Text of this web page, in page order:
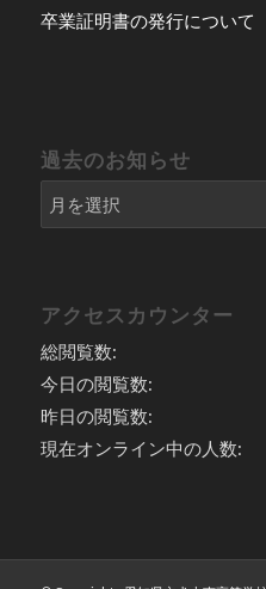
卒業証明書の発行について
過去のお知らせ
アクセスカウンター
総閲覧数:
今日の閲覧数:
昨日の閲覧数:
現在オンライン中の人数: